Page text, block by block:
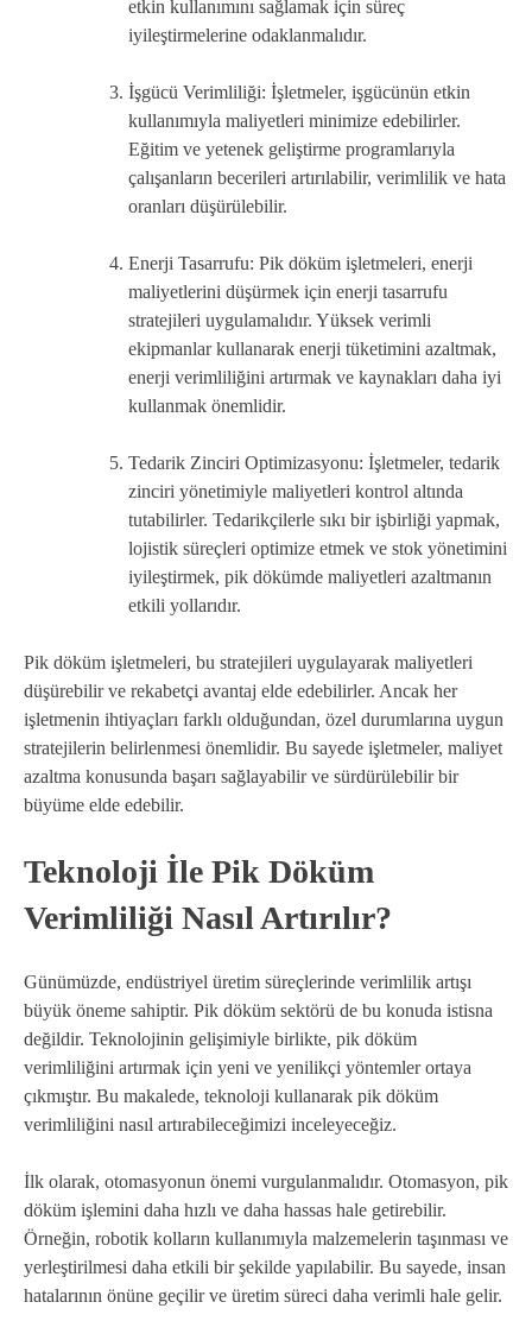
etkin kullanımını sağlamak için süreç
iyileştirmelerine odaklanmalıdır.
İşgücü Verimliliği: İşletmeler, işgücünün etkin
kullanımıyla maliyetleri minimize edebilirler.
Eğitim ve yetenek geliştirme programlarıyla
çalışanların becerileri artırılabilir, verimlilik ve hata
oranları düşürülebilir.
Enerji Tasarrufu: Pik döküm işletmeleri, enerji
maliyetlerini düşürmek için enerji tasarrufu
stratejileri uygulamalıdır. Yüksek verimli
ekipmanlar kullanarak enerji tüketimini azaltmak,
enerji verimliliğini artırmak ve kaynakları daha iyi
kullanmak önemlidir.
Tedarik Zinciri Optimizasyonu: İşletmeler, tedarik
zinciri yönetimiyle maliyetleri kontrol altında
tutabilirler. Tedarikçilerle sıkı bir işbirliği yapmak,
lojistik süreçleri optimize etmek ve stok yönetimini
iyileştirmek, pik dökümde maliyetleri azaltmanın
etkili yollarıdır.
Pik döküm işletmeleri, bu stratejileri uygulayarak maliyetleri
düşürebilir ve rekabetçi avantaj elde edebilirler. Ancak her
işletmenin ihtiyaçları farklı olduğundan, özel durumlarına uygun
stratejilerin belirlenmesi önemlidir. Bu sayede işletmeler, maliyet
azaltma konusunda başarı sağlayabilir ve sürdürülebilir bir
büyüme elde edebilir.
Teknoloji İle Pik Döküm
Verimliliği Nasıl Artırılır?
Günümüzde, endüstriyel üretim süreçlerinde verimlilik artışı
büyük öneme sahiptir. Pik döküm sektörü de bu konuda istisna
değildir. Teknolojinin gelişimiyle birlikte, pik döküm
verimliliğini artırmak için yeni ve yenilikçi yöntemler ortaya
çıkmıştır. Bu makalede, teknoloji kullanarak pik döküm
verimliliğini nasıl artırabileceğimizi inceleyeceğiz.
İlk olarak, otomasyonun önemi vurgulanmalıdır. Otomasyon, pik
döküm işlemini daha hızlı ve daha hassas hale getirebilir.
Örneğin, robotik kolların kullanımıyla malzemelerin taşınması ve
yerleştirilmesi daha etkili bir şekilde yapılabilir. Bu sayede, insan
hatalarının önüne geçilir ve üretim süreci daha verimli hale gelir.